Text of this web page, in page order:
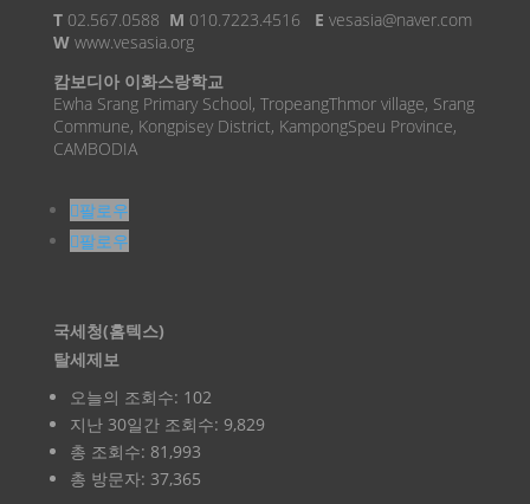
T02.567.0588 M 010.7223.4516 E vesasia@naver.com
Wwww.vesasia.org
캄보디아 이화스랑학교
Ewha Srang Primary School, TropeangThmor village, Srang
Commune, Kongpisey District, KampongSpeu Province,
CAMBODIA
팔로우
팔로우
국세청(홈텍스)
탈세제보
오늘의 조회수: 102
지난 30일간 조회수: 9,829
총 조회수: 81,993
총 방문자: 37,365